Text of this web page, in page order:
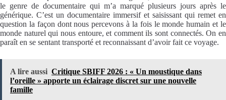
le genre de documentaire qui m’a marqué plusieurs jours après le
générique. C’est un documentaire immersif et saisissant qui remet en
question la façon dont nous percevons à la fois le monde humain et le
monde naturel qui nous entoure, et comment ils sont connectés. On en
paraît en se sentant transporté et reconnaissant d’avoir fait ce voyage.
A lire aussi Critique SBIFF 2026 : « Un moustique dans
l’oreille » apporte un éclairage discret sur une nouvelle
famille